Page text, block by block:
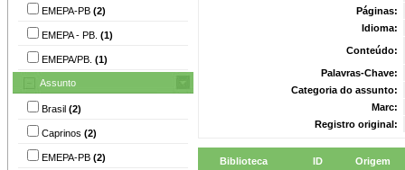
EMEPA-PB (2)
EMEPA - PB. (1)
EMEPA/PB. (1)
Assunto
Brasil (2)
Caprinos (2)
EMEPA-PB (2)
Páginas:
Idioma:
Conteúdo:
Palavras-Chave:
Categoria do assunto:
Marc:
Registro original:
Biblioteca ID Origem